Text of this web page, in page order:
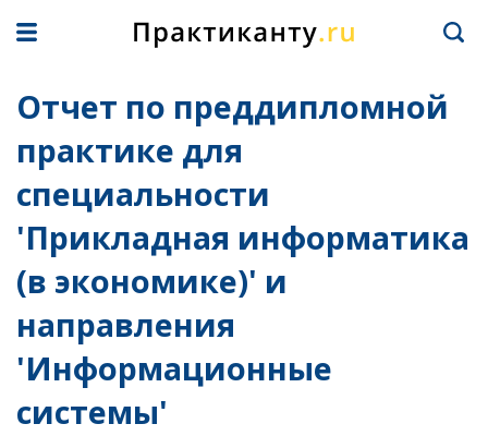
Отчет по преддипломной
практике для
специальности
'Прикладная информатика
(в экономике)' и
направления
'Информационные
системы'